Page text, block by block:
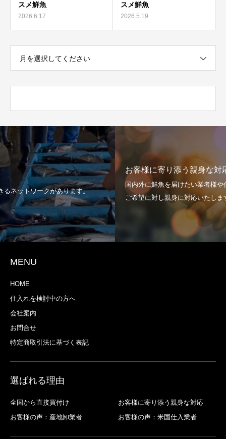
スメ鮮魚
2026.6.17
スメ鮮魚
2026.5.19
月を選択してください
ます。
お客様に寄り添う親身な対応
国内外に鮮魚を届けたい業者様や仕入れをしたい業者様
ご希望に対し親身に対応いたします。
MENU
HOME
仕入れを検討中の方へ
会社案内
お問合せ
特定商取引法に基づく表記
選ばれる理由
全国から直接買付け
お客様に寄り添う親身な対応
お客様の声：産地卸業者
お客様の声：米国仕入業者